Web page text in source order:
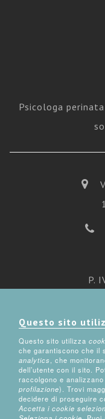
Psicologa
P.
Questo sito
Questo sito utilizza
che garantiscono che il
analytics, che
dell’utente con il sito.
raccolgono e
profilazione). Trovi
decidere di proseguire
Accetta i cookie